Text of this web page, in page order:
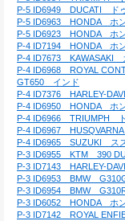
P-5 ID6949　DUCATI　ド
P-5 ID6963　HONDA　ホ
P-5 ID6923　HONDA　ホ
P-4 ID7194　HONDA　ホ
P-4 ID7673　KAWASAKI
P-4 ID6968　ROYAL
GT650　インド
P-4 ID7376　HARLEY-
P-4 ID6950　HONDA　ホ
P-4 ID6966　TRIUMPH　
P-4 ID6967　
P-4 ID6965　SUZUKI　ス
P-3 ID6955　KTM　390
P-3 ID7143　HARLEY-
P-3 ID6953　BMW　
P-3 ID6954　BMW　
P-3 ID6052　HONDA　ホ
P-3 ID7142　ROYAL